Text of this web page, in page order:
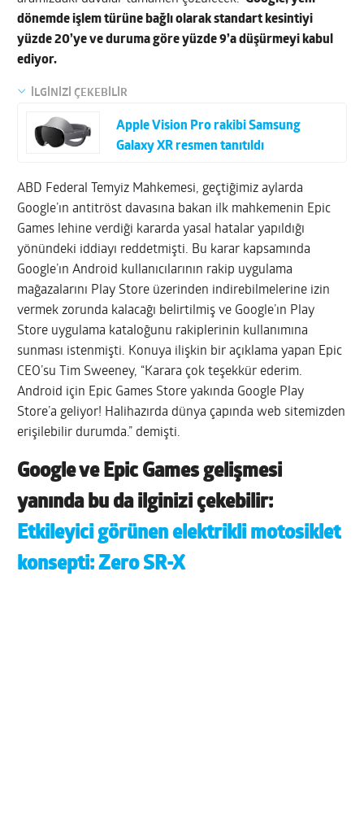
dönemde işlem türüne bağlı olarak standart kesintiyi
yüzde 20’ye ve duruma göre yüzde 9’a düşürmeyi kabul
ediyor.
İLGİNİZİ ÇEKEBİLİR
Apple Vision Pro rakibi Samsung
Galaxy XR resmen tanıtıldı
ABD Federal Temyiz Mahkemesi, geçtiğimiz aylarda
Google’ın antitröst davasına bakan ilk mahkemenin Epic
Games lehine verdiği kararda yasal hatalar yapıldığı
yönündeki iddiayı reddetmişti. Bu karar kapsamında
Google’ın Android kullanıcılarının rakip uygulama
mağazalarını Play Store üzerinden indirebilmelerine izin
vermek zorunda kalacağı belirtilmiş ve Google’ın Play
Store uygulama kataloğunu rakiplerinin kullanımına
sunması istenmişti. Konuya ilişkin bir açıklama yapan Epic
CEO’su Tim Sweeney, “Karara çok teşekkür ederim.
Android için Epic Games Store yakında Google Play
Store’a geliyor! Halihazırda dünya çapında web sitemizden
erişilebilir durumda.” demişti.
Google ve Epic Games gelişmesi
yanında bu da ilginizi çekebilir:
Etkileyici görünen elektrikli motosiklet
konsepti: Zero SR-X